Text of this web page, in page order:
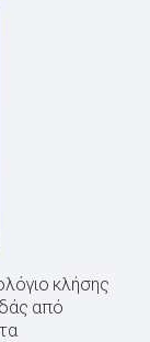
κλήσης
από